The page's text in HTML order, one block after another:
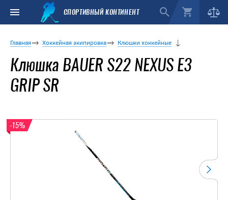
СПОРТИВНЫЙ КОНТИНЕНТ
Главная Хоккейная экипировка Клюшки хоккейные
Клюшка BAUER S22 NEXUS E3
GRIP SR
-15%